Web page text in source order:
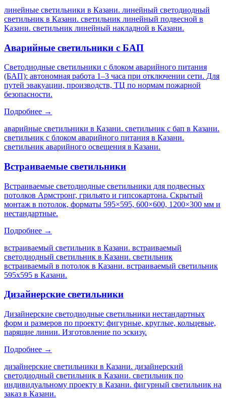
линейные светильники в Казани. линейный светодиодный
светильник в Казани. светильник линейный подвесной в
Казани. светильник линейный накладной в Казани.
Аварийные светильники с БАП
Светодиодные светильники с блоком аварийного питания
(БАП): автономная работа 1–3 часа при отключении сети. Для
путей эвакуации, производств, ТЦ по нормам пожарной
безопасности.
Подробнее →
аварийные светильники в Казани. светильник с бап в Казани.
светильник с блоком аварийного питания в Казани.
светильник аварийного освещения в Казани.
Встраиваемые светильники
Встраиваемые светодиодные светильники для подвесных
потолков Армстронг, грильято и гипсокартона. Скрытый
монтаж в потолок, форматы 595×595, 600×600, 1200×300 мм и
нестандартные.
Подробнее →
встраиваемый светильник в Казани. встраиваемый
светодиодный светильник в Казани. светильник
встраиваемый в потолок в Казани. встраиваемый светильник
595х595 в Казани.
Дизайнерские светильники
Дизайнерские светодиодные светильники нестандартных
форм и размеров по проекту: фигурные, круглые, кольцевые,
парящие линии. Изготовление по эскизу.
Подробнее →
дизайнерские светильники в Казани. дизайнерский
светодиодный светильник в Казани. светильник по
индивидуальному проекту в Казани. фигурный светильник на
заказ в Казани.